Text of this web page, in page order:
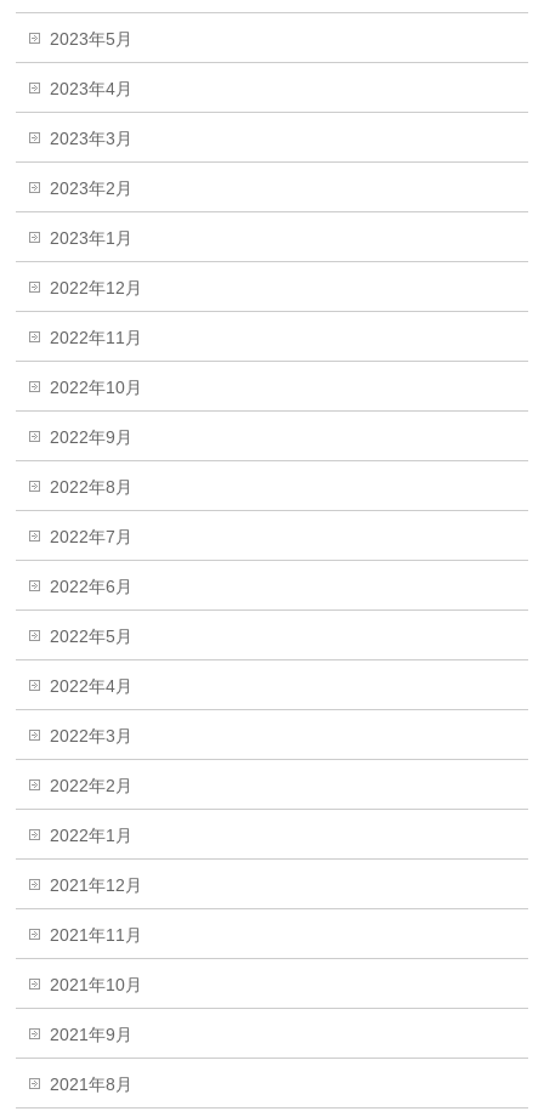
2023年5月
2023年4月
2023年3月
2023年2月
2023年1月
2022年12月
2022年11月
2022年10月
2022年9月
2022年8月
2022年7月
2022年6月
2022年5月
2022年4月
2022年3月
2022年2月
2022年1月
2021年12月
2021年11月
2021年10月
2021年9月
2021年8月